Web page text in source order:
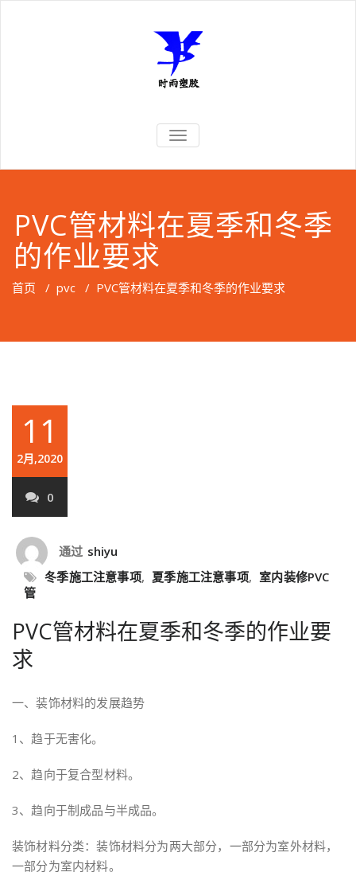
TOGGLE
NAVIGATION
PVC管材料在夏季和冬季
的作业要求
首页 / pvc / PVC管材料在夏季和冬季的作业要求
11
2月,2020
0
通过 shiyu
冬季施工注意事项, 夏季施工注意事项, 室内装修PVC
管
PVC管材料在夏季和冬季的作业要
求
一、装饰材料的发展趋势
1、趋于无害化。
2、趋向于复合型材料。
3、趋向于制成品与半成品。
装饰材料分类：装饰材料分为两大部分，一部分为室外材料，
一部分为室内材料。